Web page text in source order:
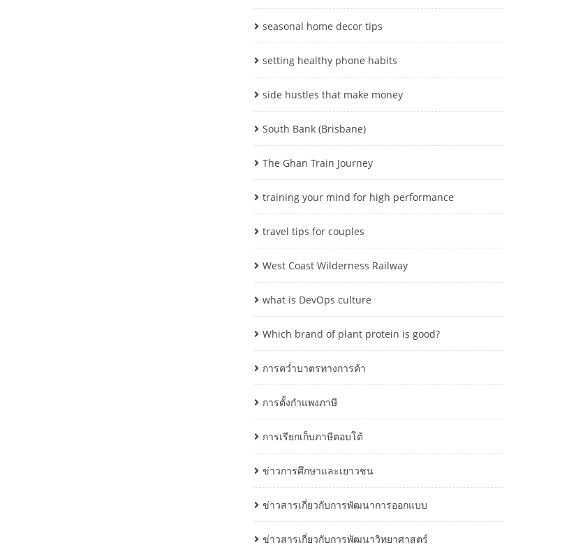
seasonal home decor tips
setting healthy phone habits
side hustles that make money
South Bank (Brisbane)
The Ghan Train Journey
training your mind for high performance
travel tips for couples
West Coast Wilderness Railway
what is DevOps culture
Which brand of plant protein is good?
การคว่ำบาตรทางการค้า
การตั้งกำแพงภาษี
การเรียกเก็บภาษีตอบโต้
ข่าวการศึกษาและเยาวชน
ข่าวสารเกี่ยวกับการพัฒนาการออกแบบ
ข่าวสารเกี่ยวกับการพัฒนาวิทยาศาสตร์